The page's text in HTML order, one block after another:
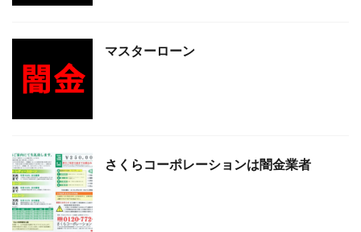
マスターローン
さくらコーポレーションは闇金業者